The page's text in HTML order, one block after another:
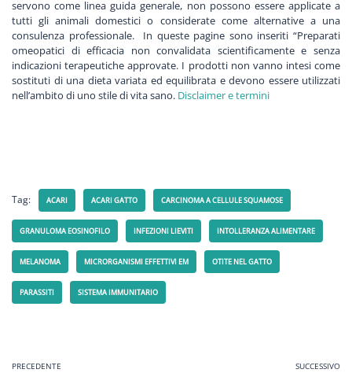
servono come linea guida generale, non possono essere applicate a
tutti gli animali domestici o considerate come alternative a una
consulenza professionale. In queste pagine sono inseriti “Preparati
omeopatici di efficacia non convalidata scientificamente e senza
indicazioni terapeutiche approvate. I prodotti non vanno intesi come
sostituti di una dieta variata ed equilibrata e devono essere utilizzati
nell’ambito di uno stile di vita sano. Disclaimer e termini
Tag: ACARI ACARI GATTO CARCINOMA A CELLULE SQUAMOSE
GRANULOMA EOSINOFILO INFEZIONI LIEVITI INTOLLERANZA ALIMENTARE
MELANOMA MICRORGANISMI EFFETTIVI EM OTITE NEL GATTO
PARASSITI SISTEMA IMMUNITARIO
PRECEDENTE SUCCESSIVO